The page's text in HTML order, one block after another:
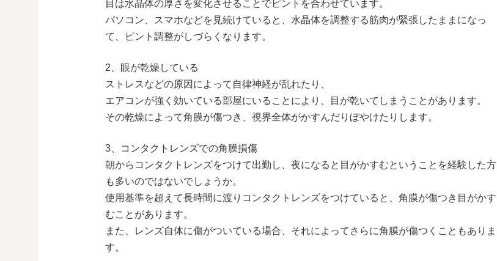
目は水晶体の厚さを変化させることでピントを合わせています。
パソコン、スマホなどを見続けていると、水晶体を調整する筋肉が緊張したままになっ
て、ピント調整がしづらくなります。
2、眼が乾燥している
ストレスなどの原因によって自律神経が乱れたり、
エアコンが強く効いている部屋にいることにより、目が乾いてしまうことがあります。
その乾燥によって角膜が傷つき、視界全体がかすんだりぼやけたりします。
3、コンタクトレンズでの角膜損傷
朝からコンタクトレンズをつけて出勤し、夜になると目がかすむということを経験した方
も多いのではないでしょうか。
使用基準を超えて長時間に渡りコンタクトレンズをつけていると、角膜が傷つき目がかす
むことがあります。
また、レンズ自体に傷がついている場合、それによってさらに角膜が傷つくこともありま
す。